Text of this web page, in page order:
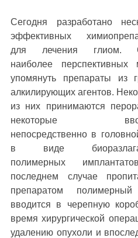
Сегодня разработано
эффективных
для лечения глиом.
наиболее перспективных
упомянуть препараты из
алкилирующих агентов.
из них принимаются
некоторые
непосредственно в
в виде
полимерных
последнем случае
препаратом
вводится в черепную
время хирургической
удалению опухоли и